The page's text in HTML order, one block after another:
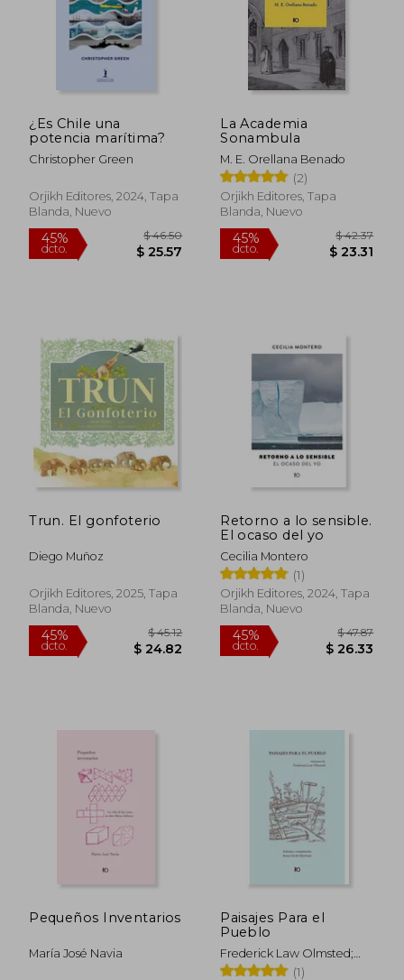
¿Es Chile una
potencia marítima?
Christopher Green
Orjikh Editores, 2024, Tapa
Blanda, Nuevo
45%
dcto.
$ 46.50
$ 25.57
La Academia
Sonambula
M. E. Orellana Benado
(2)
Orjikh Editores, Tapa
Blanda, Nuevo
45%
dcto.
Trun. El gonfoterio
Diego Muñoz
Orjikh Editores, 2025, Tapa
Blanda, Nuevo
45%
Retorno a lo sensible.
El ocaso del yo
Cecilia Montero
(1)
Orjikh Editores, 2024, Tapa
Blanda, Nuevo
45%
Pequeños Inventarios
María José Navia
Paisajes Para el
Pueblo
Frederick Law Olmsted;
Romy Hecht Marchant
(1)